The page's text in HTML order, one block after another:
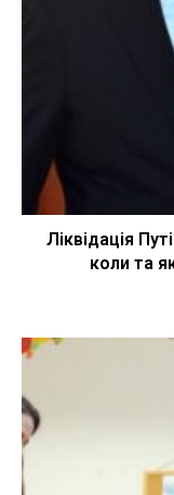
Ліквідація
коли та